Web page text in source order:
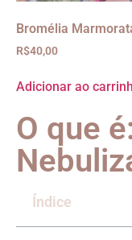
Bromélia
R$40,00
Adicionar ao
O que
Índice